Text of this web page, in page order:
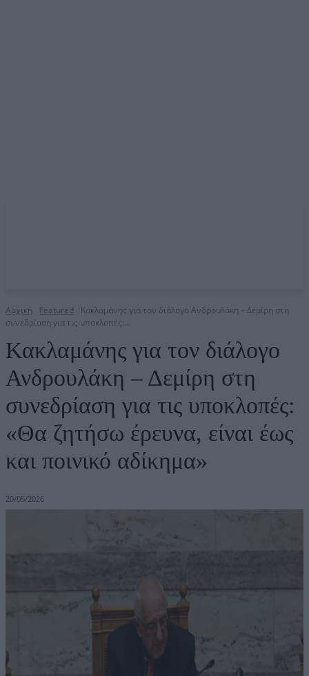
Αρχική Featured
Κακλαμάνης για τον διάλογο Ανδρουλάκη – Δεμίρη στη
συνεδρίαση για τις υποκλοπές:...
Κακλαμάνης για τον διάλογο
Ανδρουλάκη – Δεμίρη στη
συνεδρίαση για τις υποκλοπές:
«Θα ζητήσω έρευνα, είναι έως
και ποινικό αδίκημα»
20/05/2026